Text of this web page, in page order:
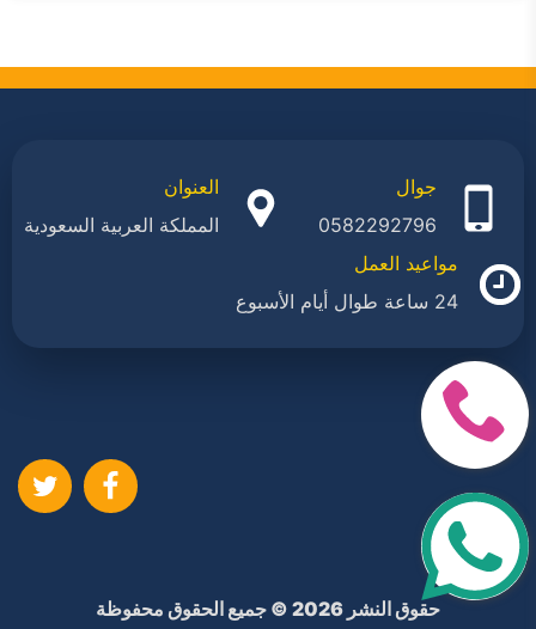
جوال
0582292796
العنوان
المملكة العربية السعودية
مواعيد العمل
24 ساعة طوال أيام الأسبوع
حقوق النشر 2026 © جميع الحقوق محفوظة